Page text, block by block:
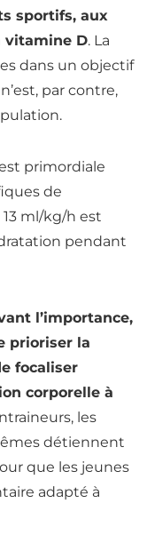
sportifs, aux
vitamine D. La
dans un objectif
par contre,
primordiale
de
ml/kg/h est
pendant
l’importance,
prioriser la
focaliser
corporelle à
les
détiennent
que les jeunes
adapté à